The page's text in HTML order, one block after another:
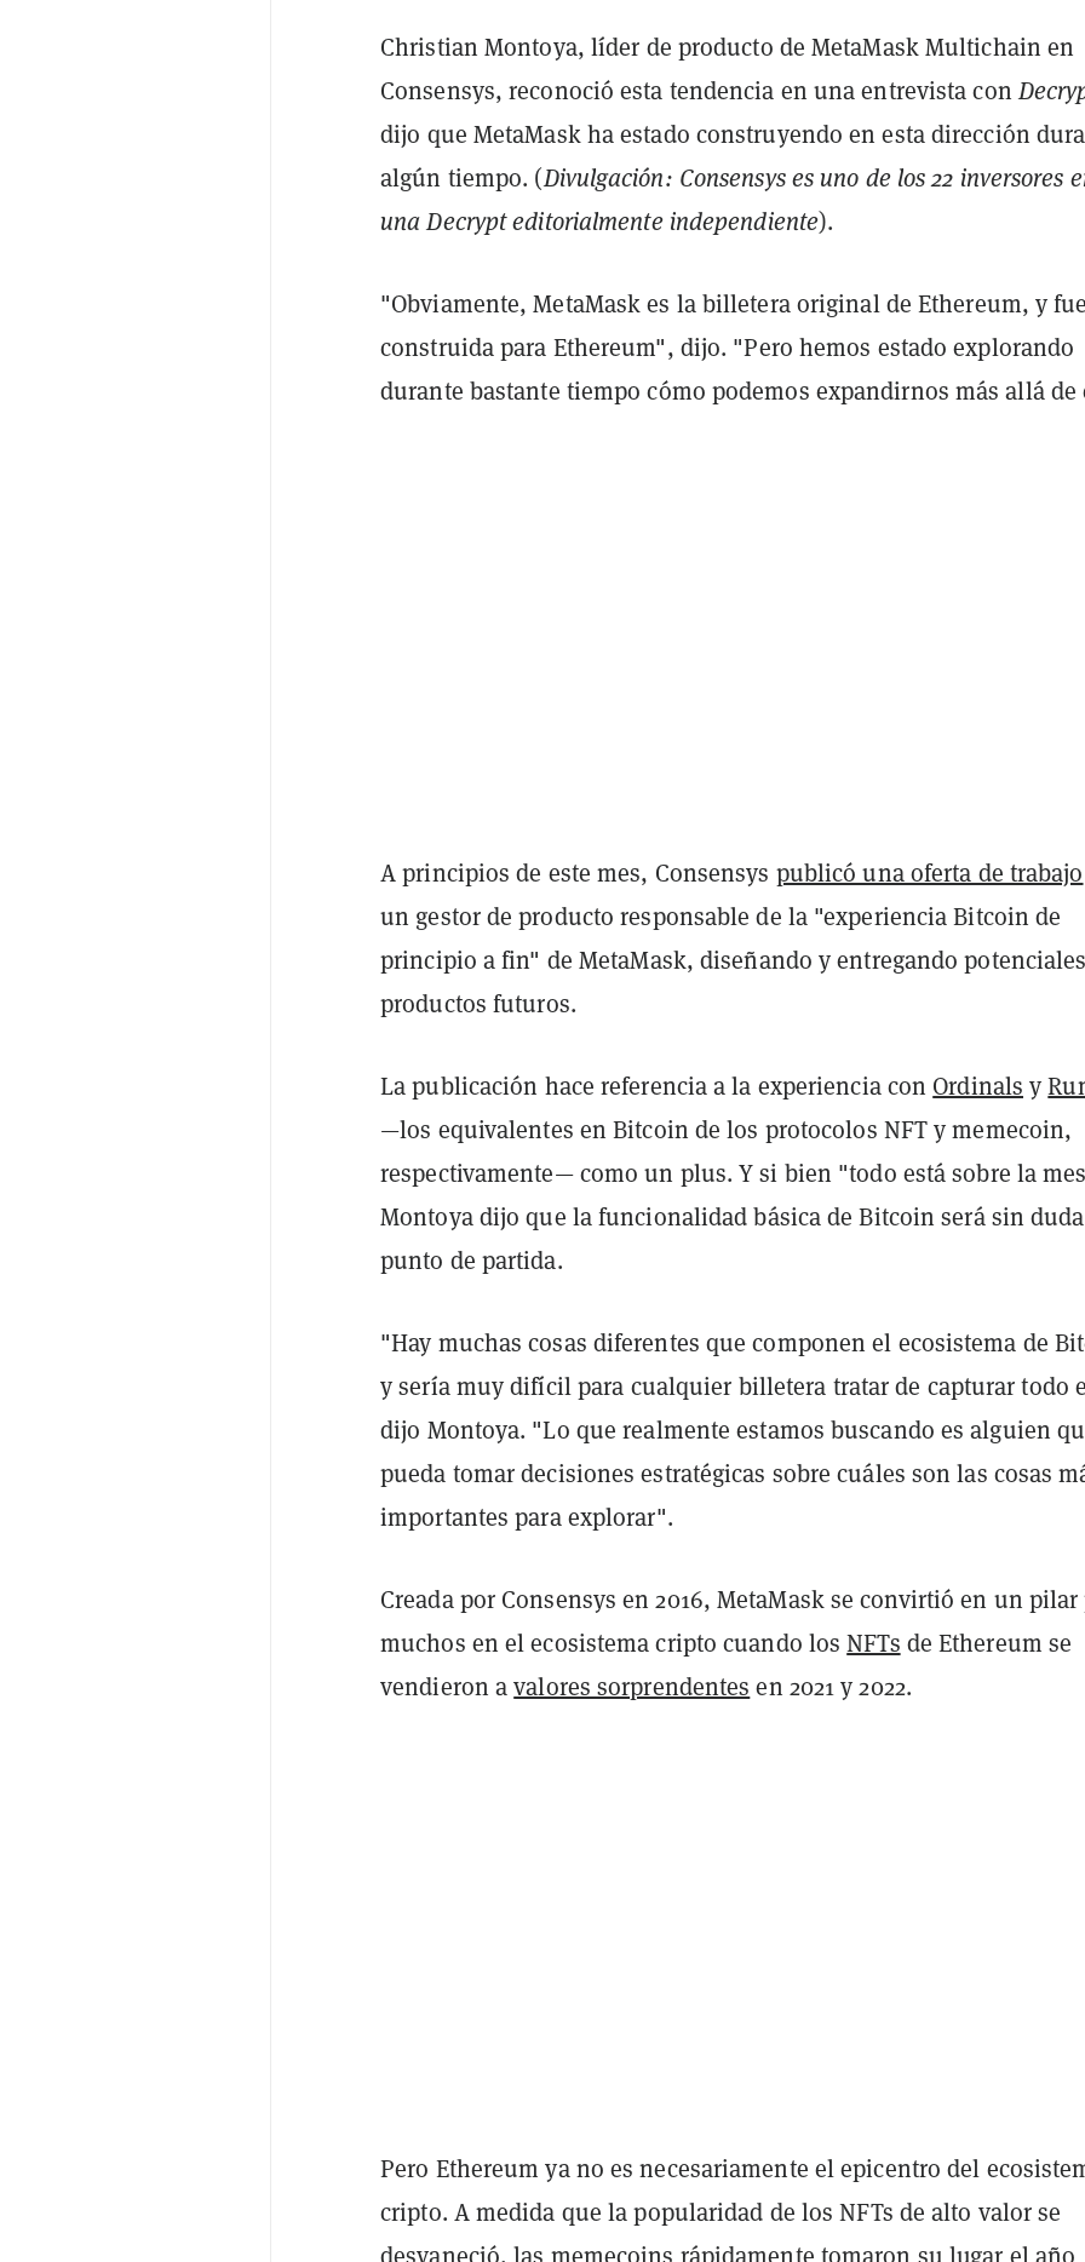
Christian Montoya, líder de producto de MetaMask Multichain en
Consensys, reconoció esta tendencia en una entrevista con
dijo que MetaMask ha estado construyendo en esta dirección
algún tiempo. (Divulgación: Consensys es uno de los 22 inversores
unaDecrypteditorialmente independiente).
"Obviamente, MetaMask es la billetera original de Ethereum, y
construida para Ethereum", dijo. "Pero hemos estado explorando
durante bastante tiempo cómo podemos expandirnos más allá de
A principios de este mes, Consensys publicó una oferta de trabajo
un gestor de producto responsable de la "experiencia Bitcoin de
principio a fin" de MetaMask, diseñando y entregando
productos futuros.
La publicación hace referencia a la experiencia con Ordinals y
—los equivalentes en Bitcoin de los protocolos NFT y memecoin,
respectivamente— como un plus. Y si bien "todo está sobre la
Montoya dijo que la funcionalidad básica de Bitcoin será sin
punto de partida.
"Hay muchas cosas diferentes que componen el ecosistema de
y sería muy difícil para cualquier billetera tratar de capturar todo
dijo Montoya. "Lo que realmente estamos buscando es alguien
pueda tomar decisiones estratégicas sobre cuáles son las cosas
importantes para explorar".
Creada por Consensys en 2016, MetaMask se convirtió en un pilar
muchos en el ecosistema cripto cuando losNFTs de Ethereum se
vendieron avalores sorprendentes en 2021 y 2022.
Pero Ethereum ya no es necesariamente el epicentro del
cripto. A medida que la popularidad de los NFTs de alto valor se